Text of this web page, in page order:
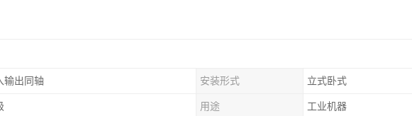
输出同轴 安装形式 立式卧式
用途 工业机器